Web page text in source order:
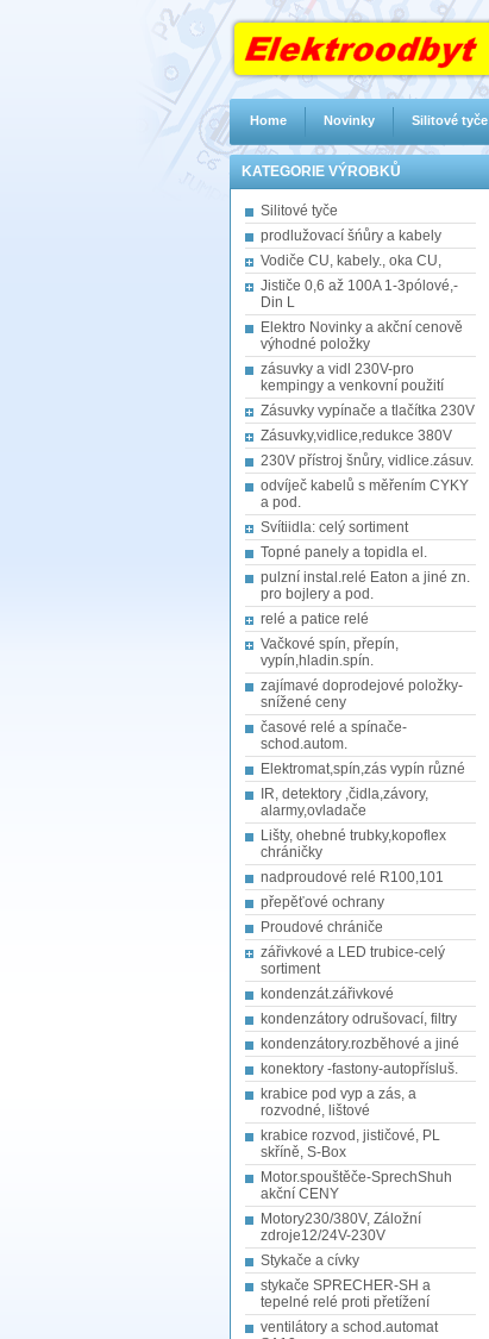
KATEGORIE VÝROBKŮ
Silitové tyče
prodlužovací šńůry a kabely
Vodiče CU, kabely., oka CU,
Jističe 0,6 až 100A 1-3pólové,-
Din L
Elektro Novinky a akční cenově
výhodné položky
zásuvky a vidl 230V-pro
kempingy a venkovní použití
Zásuvky vypínače a tlačítka 230V
Zásuvky,vidlice,redukce 380V
230V přístroj šnůry, vidlice.zásuv.
odvíječ kabelů s měřením CYKY
a pod.
Svítiidla: celý sortiment
Topné panely a topidla el.
pulzní instal.relé Eaton a jiné zn.
pro bojlery a pod.
relé a patice relé
Vačkové spín, přepín,
vypín,hladin.spín.
zajímavé doprodejové položky-
snížené ceny
časové relé a spínače-
schod.autom.
Elektromat,spín,zás vypín různé
IR, detektory ,čidla,závory,
alarmy,ovladače
Lišty, ohebné trubky,kopoflex
chráničky
nadproudové relé R100,101
přepěťové ochrany
Proudové chrániče
zářivkové a LED trubice-celý
sortiment
kondenzát.zářivkové
kondenzátory odrušovací, filtry
kondenzátory.rozběhové a jiné
konektory -fastony-autopřísluš.
krabice pod vyp a zás, a
rozvodné, lištové
krabice rozvod, jističové, PL
skříně, S-Box
Motor.spouštěče-SprechShuh
akční CENY
Motory230/380V, Záložní
zdroje12/24V-230V
Stykače a cívky
stykače SPRECHER-SH a
tepelné relé proti přetížení
ventilátory a schod.automat
Home Novinky Silitové tyče